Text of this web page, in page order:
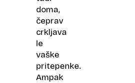
doma,
čeprav
crkljava
le
vaške
pritepenke.
Ampak